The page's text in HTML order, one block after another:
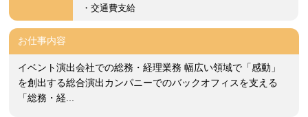
・交通費支給
お仕事内容
イベント演出会社での総務・経理業務 幅広い領域で「感動」
を創出する総合演出カンパニーでのバックオフィスを支える
「総務・経...